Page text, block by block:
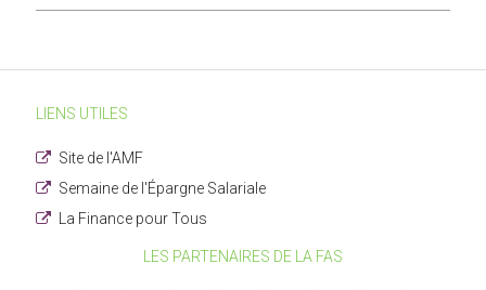
LIENS UTILES
Site de l'AMF
Semaine de l'Épargne Salariale
La Finance pour Tous
LES PARTENAIRES DE LA FAS